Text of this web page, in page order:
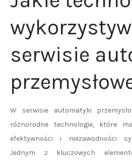
serwisie
W serwisie automatyki
różnorodne technologie, które
efektywności i niezawodności
Jednym z kluczowych